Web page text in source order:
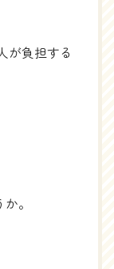
が負担する
。